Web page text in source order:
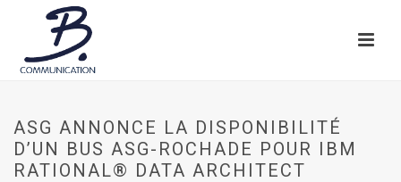
ASG ANNONCE LA DISPONIBILITÉ
D’UN BUS ASG-ROCHADE POUR IBM
RATIONAL® DATA ARCHITECT